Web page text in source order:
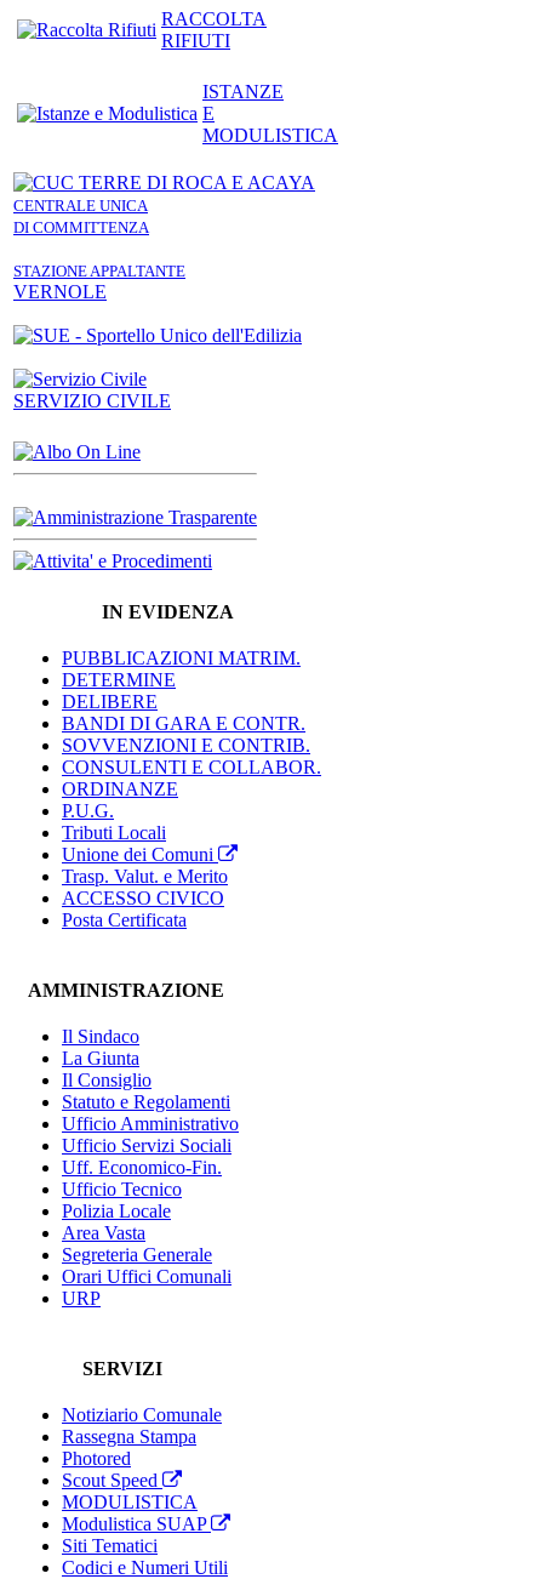
RACCOLTA
RIFIUTI
ISTANZE
E
MODULISTICA
CENTRALE UNICA
DI COMMITTENZA
STAZIONE APPALTANTE
VERNOLE
SERVIZIO CIVILE
IN EVIDENZA
PUBBLICAZIONI MATRIM.
DETERMINE
DELIBERE
BANDI DI GARA E CONTR.
SOVVENZIONI E CONTRIB.
CONSULENTI E COLLABOR.
ORDINANZE
P.U.G.
Tributi Locali
Unione dei Comuni
Trasp. Valut. e Merito
ACCESSO CIVICO
Posta Certificata
AMMINISTRAZIONE
Il Sindaco
La Giunta
Il Consiglio
Statuto e Regolamenti
Ufficio Amministrativo
Ufficio Servizi Sociali
Uff. Economico-Fin.
Ufficio Tecnico
Polizia Locale
Area Vasta
Segreteria Generale
Orari Uffici Comunali
URP
SERVIZI
Notiziario Comunale
Rassegna Stampa
Photored
Scout Speed
MODULISTICA
Modulistica SUAP
Siti Tematici
Codici e Numeri Utili